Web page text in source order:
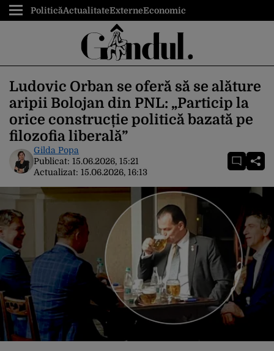
PoliticăActualitateExterneEconomic
Ludovic Orban se oferă să se alăture
aripii Bolojan din PNL: „Particip la
orice construcție politică bazată pe
filozofia liberală”
Gilda Popa
Publicat: 15.06.2026, 15:21
Actualizat: 15.06.2026, 16:13